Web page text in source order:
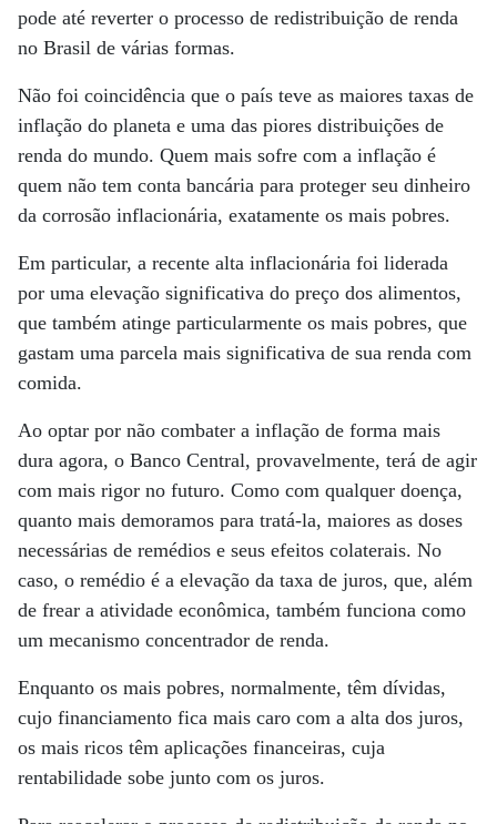
pode até reverter o processo de redistribuição de renda
no Brasil de várias formas.
Não foi coincidência que o país teve as maiores taxas de
inflação do planeta e uma das piores distribuições de
renda do mundo. Quem mais sofre com a inflação é
quem não tem conta bancária para proteger seu dinheiro
da corrosão inflacionária, exatamente os mais pobres.
Em particular, a recente alta inflacionária foi liderada
por uma elevação significativa do preço dos alimentos,
que também atinge particularmente os mais pobres, que
gastam uma parcela mais significativa de sua renda com
comida.
Ao optar por não combater a inflação de forma mais
dura agora, o Banco Central, provavelmente, terá de agir
com mais rigor no futuro. Como com qualquer doença,
quanto mais demoramos para tratá-la, maiores as doses
necessárias de remédios e seus efeitos colaterais. No
caso, o remédio é a elevação da taxa de juros, que, além
de frear a atividade econômica, também funciona como
um mecanismo concentrador de renda.
Enquanto os mais pobres, normalmente, têm dívidas,
cujo financiamento fica mais caro com a alta dos juros,
os mais ricos têm aplicações financeiras, cuja
rentabilidade sobe junto com os juros.